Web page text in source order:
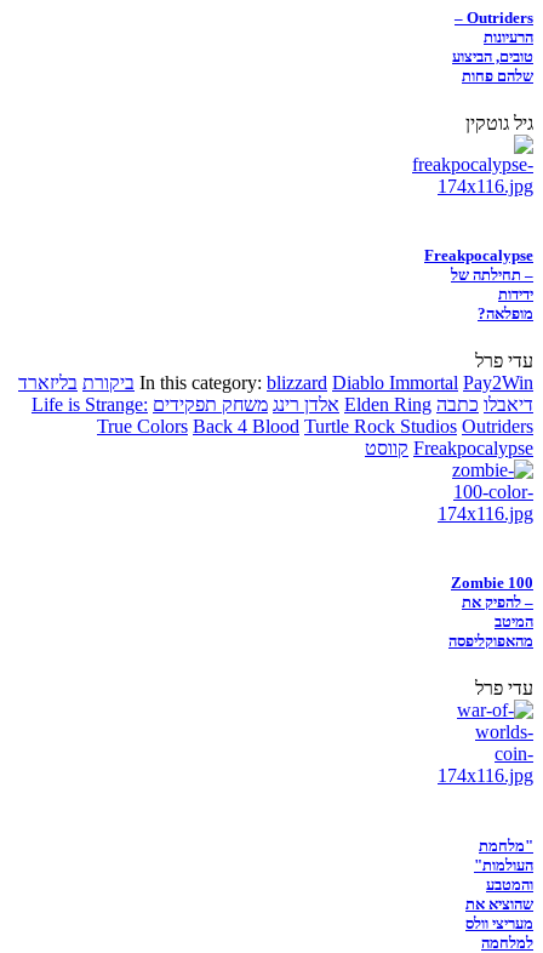
Outriders –
הרעיונות
טובים, הביצוע
שלהם פחות
גיל גוטקין
Freakpocalypse
– תחילתה של
ידידות
מופלאה?
עדי פרל
In this category: blizzard Diablo Immortal Pay2Win ביקורת בליזארד
דיאבלו כתבה Elden Ring אלדן רינג משחק תפקידים Life is Strange:
True Colors Back 4 Blood Turtle Rock Studios Outriders
Freakpocalypse קווסט
Zombie 100
– להפיק את
המיטב
מהאפוקליפסה
עדי פרל
"מלחמת
העולמות"
והמטבע
שהוציא את
מעריצי וולס
למלחמה